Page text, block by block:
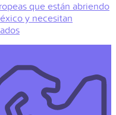
que están abriendo
y necesitan